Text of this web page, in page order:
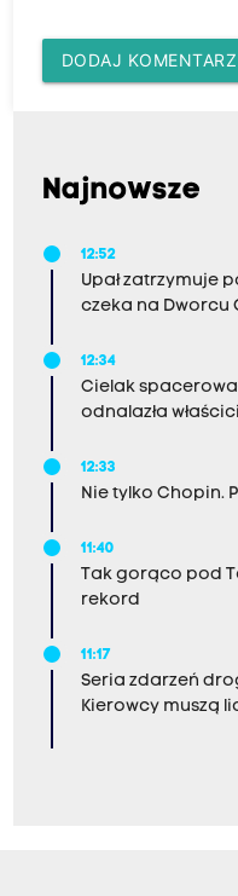
DODAJ KOMENTARZ
Najnowsze
12:52
Upał zatrzymuje
czeka na Dworcu
12:34
Cielak
odnalazła
12:33
Nie tylko Chopin.
11:40
Tak gorąco pod
rekord
11:17
Seria zdarzeń
Kierowcy muszą